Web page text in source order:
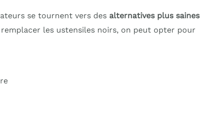
se tournent vers des alternatives plus saines
les ustensiles noirs, on peut opter pour